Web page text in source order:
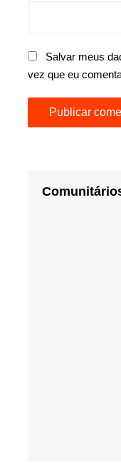
Salvar meus
vez que eu